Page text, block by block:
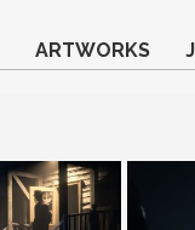
ARTWORKS